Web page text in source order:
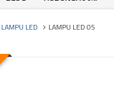
LAMPU LED LAMPU LED 05